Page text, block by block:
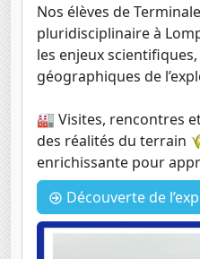
Nos élèves de
pluridisciplinaire à
les enjeux
géographiques de
🏭 Visites, rencontres
des réalités du terrain
enrichissante pour
Découverte de l’exploitation